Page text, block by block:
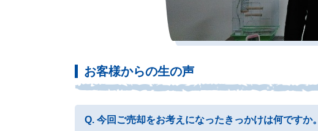
お客様からの生の声
今回ご売却をお考えになったきっかけは何ですか。